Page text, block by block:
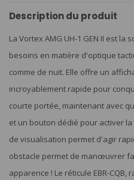
Description du produit
La Vortex AMG UH-1 GEN II est
besoins en matière d'optique
comme de nuit. Elle offre un
incroyablement rapide pour
courte portée, maintenant avec
et un bouton dédié pour activer
de visualisation permet d'agir
obstacle permet de manœuvrer
apparence ! Le réticule EBR-CQB,